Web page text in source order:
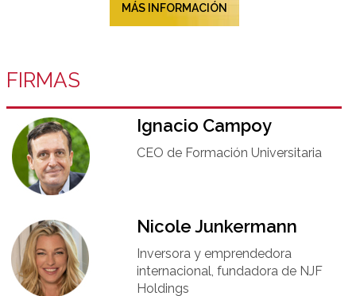
MÁS INFORMACIÓN
FIRMAS
Ignacio Campoy​
CEO de Formación Universitaria​
Nicole Junkermann​
Inversora y emprendedora
internacional, fundadora de NJF
Holdings